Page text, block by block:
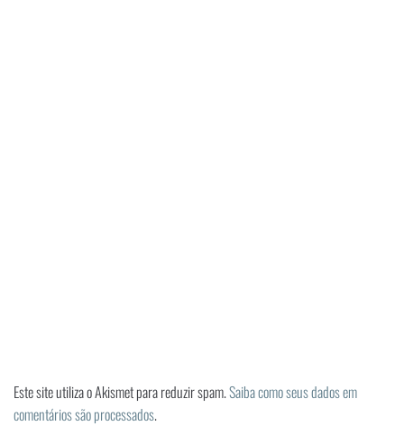
Este site utiliza o Akismet para reduzir spam.Saiba como seus dados em
comentários são processados.